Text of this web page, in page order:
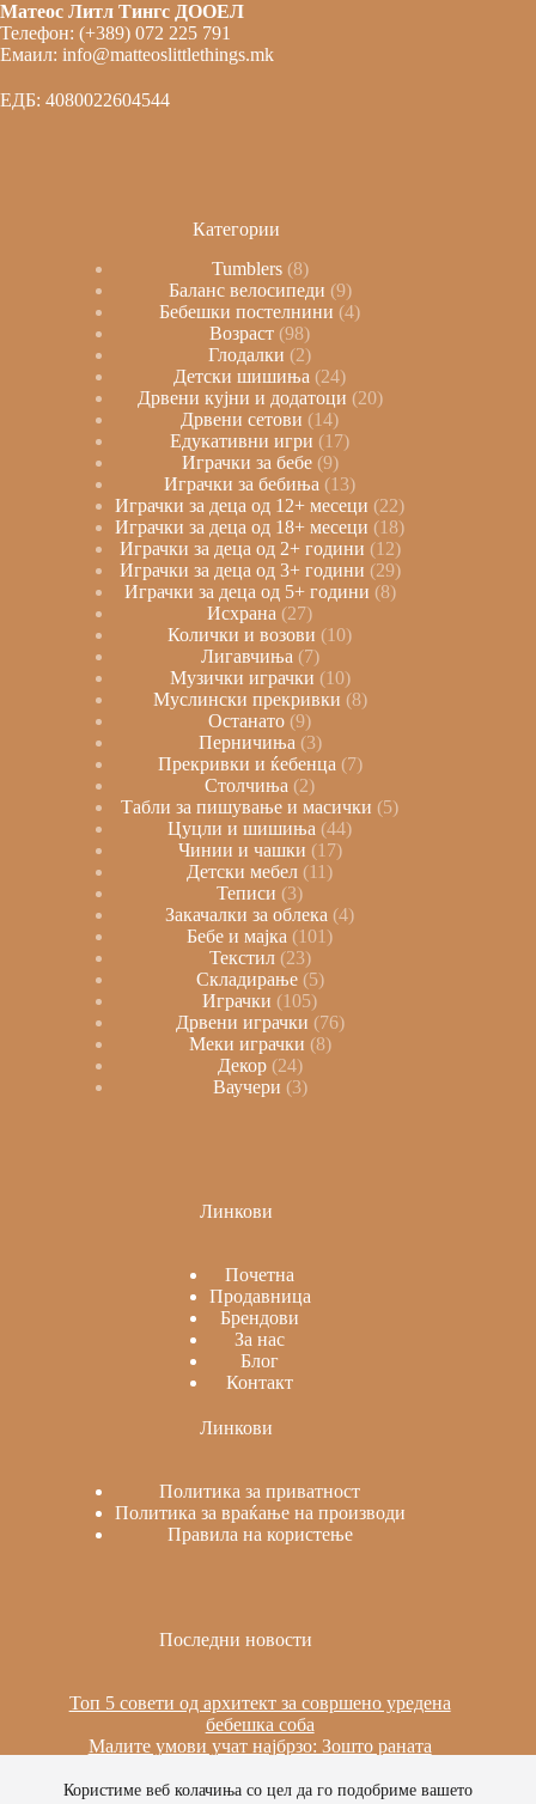
Користиме веб колачиња со цел да го подобриме вашето
Матеос Литл Тингс ДООЕЛ
Телефон: (+389) 072 225 791
Емаил: info@matteoslittlethings.mk
ЕДБ: 4080022604544
Категории
Tumblers 8
Баланс велосипеди 9
Бебешки постелнини 4
Возраст 98
Глодалки
2
Детски шишиња
24
Дрвени кујни и додатоци 20
Дрвени сетови
14
Едукативни игри
17
Играчки за бебе 9
Играчки за бебиња
13
Играчки за деца од 12+ месеци
22
Играчки за деца од 18+ месеци
18
Играчки за деца од 2+ години 12
Играчки за деца од 3+ години 29
Играчки за деца од 5+ години 8
Исхрана
27
Колички и возови
10
Лигавчиња 7
Музички играчки 10
Муслински прекривки 8
Останато 9
Перничиња 3
Прекривки и ќебенца 7
Столчиња
2
Табли за пишување и масички
5
Цуцли и шишиња 44
Чинии и чашки 17
Детски мебел
11
Теписи
3
Закачалки за облека 4
Бебе и мајка
101
Текстил 23
Складирање 5
Играчки
105
Дрвени играчки 76
Меки играчки 8
Декор 24
Ваучери 3
Линкови
Почетна
Продавница
Брендови
За нас
Блог
Контакт
Линкови
Политика за приватност
Политика за враќање на производи
Правила на користење
Последни новости
Топ 5 совети од архитект за совршено уредена
бебешка соба
Малите умови учат најбрзо: Зошто раната
Сила, стабилност и мир: Пилатес на реформер за